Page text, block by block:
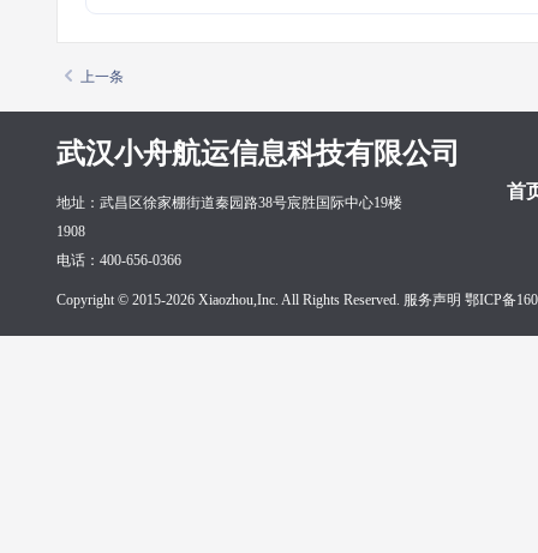
上一条
武汉小舟航运信息科技有限公司
首
地址：武昌区徐家棚街道秦园路38号宸胜国际中心19楼
1908
电话：400-656-0366
Copyright © 2015-2026 Xiaozhou,Inc. All Rights Reserved. 服务声明 鄂ICP备